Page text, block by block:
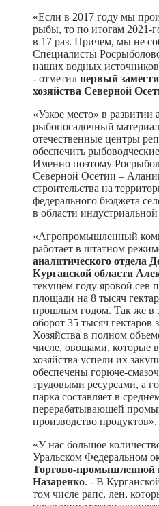
«Если в 2017 году мы
рыбы, то по итогам 2021-
в 17 раз. Причем, мы не
Специалисты
наших водных
- отметил первый
хозяйства Северной
«Узкое место» в развитии
рыбопосадочный
отечественные центры
обеспечить
Именно поэтому
Северной Осетии –
строительства на
федерального бюджета
в области
«Агропромышленный
работает в штатном
аналитического отдела
Курганской области
текущем году яровой сев
площади на 8 тысяч
прошлым годом. Так же в
оборот 35 тысяч
Хозяйства в полном
числе, овощами, которые
хозяйства успели их
обеспечены горюче-
трудовыми ресурсами, а
парка составляет в
перерабатывающей
производство продуктов».
«У нас большое
Уральском Федеральном
Торгово-промышленной
Назаренко. - В
том числе рапс, лен,